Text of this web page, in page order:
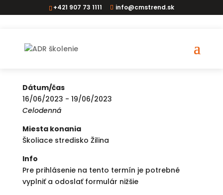
+421 907 73 1111 info@cmstrend.sk
ADR vodič ZA
Dátum/čas
16/06/2023 - 19/06/2023
Celodenná
Miesta konania
Školiace stredisko Žilina
Info
Pre prihlásenie na tento termín je potrebné
vyplniť a odoslať formulár nižšie